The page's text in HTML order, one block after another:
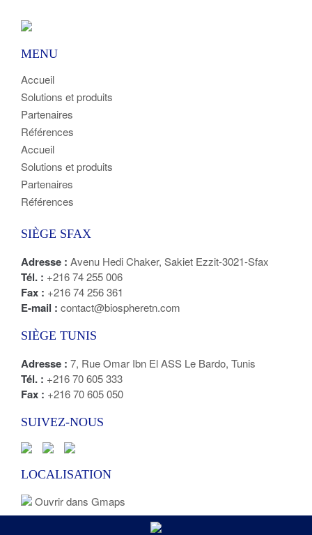
MENU
Accueil
Solutions et produits
Partenaires
Références
Accueil
Solutions et produits
Partenaires
Références
SIÈGE SFAX
Adresse : Avenu Hedi Chaker, Sakiet Ezzit-3021-Sfax
Tél. : +216 74 255 006
Fax : +216 74 256 361
E-mail : contact@biospheretn.com
SIÈGE TUNIS
Adresse : 7, Rue Omar Ibn El ASS Le Bardo, Tunis
Tél. : +216 70 605 333
Fax : +216 70 605 050
SUIVEZ-NOUS
LOCALISATION
Ouvrir dans Gmaps